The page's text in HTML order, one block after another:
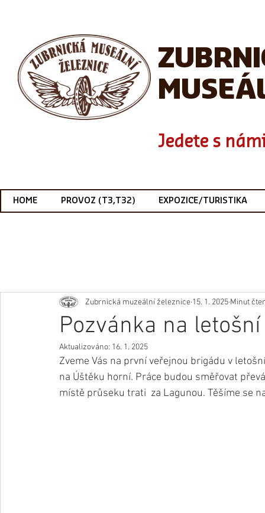
Jedete s
HOME PROVOZ (T3,T32) EXPOZICE/TURISTIKA
Pozvánka na
Zubrnická muzeální železnice 15. 1. 2025 Minut
Aktualizováno: 16. 1. 2025
Zveme Vás na první veřejnou brigádu v
na Úštěku horní. Práce budou směřovat
místě průseku trati  za Lagunou. Těšíme se